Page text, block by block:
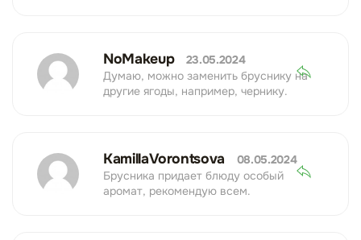
NoMakeup
23.05.2024
Думаю, можно заменить бруснику на
другие ягоды, например, чернику.
KamillaVorontsova
08.05.2024
Брусника придает блюду особый
аромат, рекомендую всем.